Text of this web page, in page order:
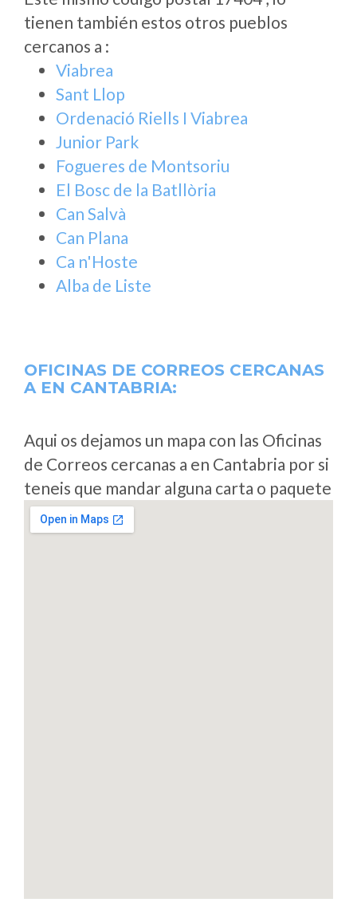
tienen también estos otros pueblos
cercanos a :
Viabrea
Sant Llop
Ordenació Riells I Viabrea
Junior Park
Fogueres de Montsoriu
El Bosc de la Batllòria
Can Salvà
Can Plana
Ca n'Hoste
Alba de Liste
OFICINAS DE CORREOS CERCANAS
A EN CANTABRIA:
Aqui os dejamos un mapa con las Oficinas
de Correos cercanas a en Cantabria por si
teneis que mandar alguna carta o paquete